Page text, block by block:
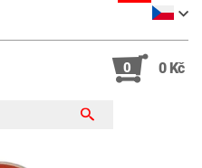
0 0 Kč